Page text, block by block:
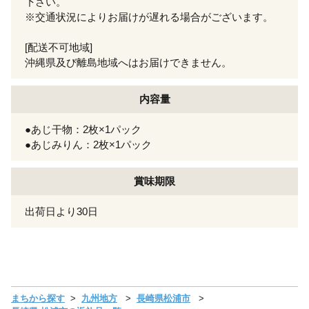
※交通状況によりお届けが遅れる場合がございます。
[配送不可地域]
沖縄県及び離島地域へはお届けできません。
内容量
●あじ干物：2枚×1パック
●あじみりん：2枚×1パック
賞味期限
出荷日より30日
まちから探す 九州地方
長崎県松浦市